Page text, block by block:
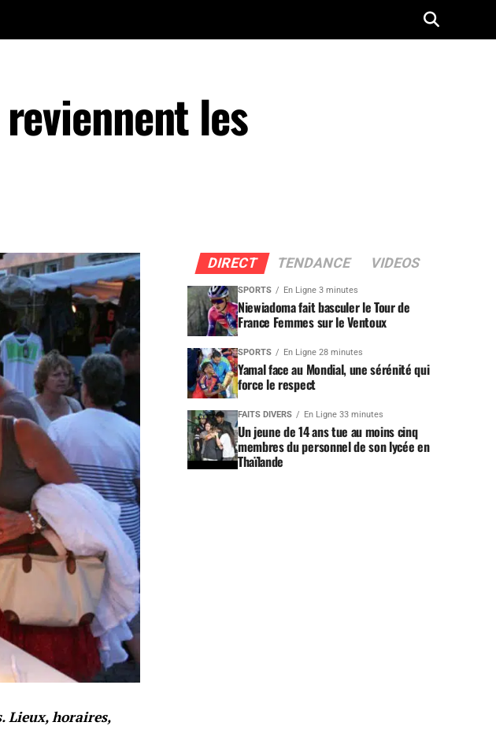
les
Lieux, horaires,
DIRECT TENDANCE VIDEOS
SPORTS En Ligne 3 minutes
Niewiadoma fait basculer le Tour de
France Femmes sur le Ventoux
SPORTS En Ligne 28 minutes
Yamal face au Mondial, une sérénité qui
force le respect
FAITS DIVERS En Ligne 33 minutes
Un jeune de 14 ans tue au moins cinq
membres du personnel de son lycée en
Thaïlande